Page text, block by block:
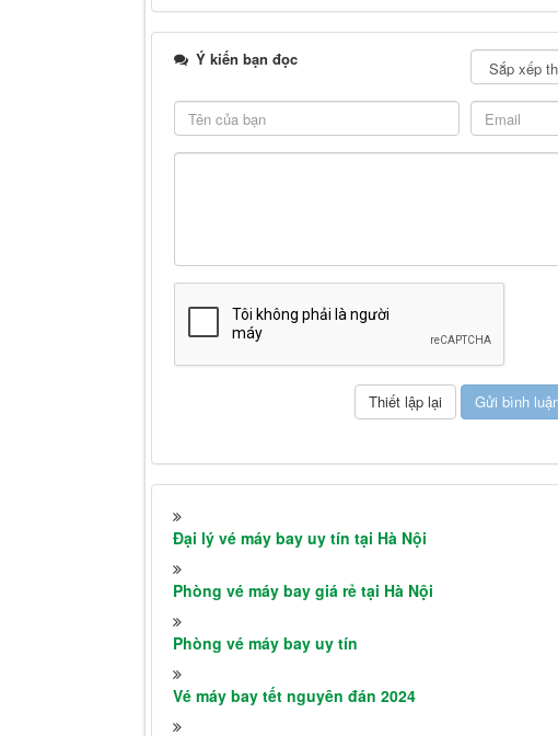
Ý kiến bạn đọc
Đại lý vé máy bay uy tín tại Hà Nội
Phòng vé máy bay giá rẻ tại Hà Nội
Phòng vé máy bay uy tín
Vé máy bay tết nguyên đán 2024